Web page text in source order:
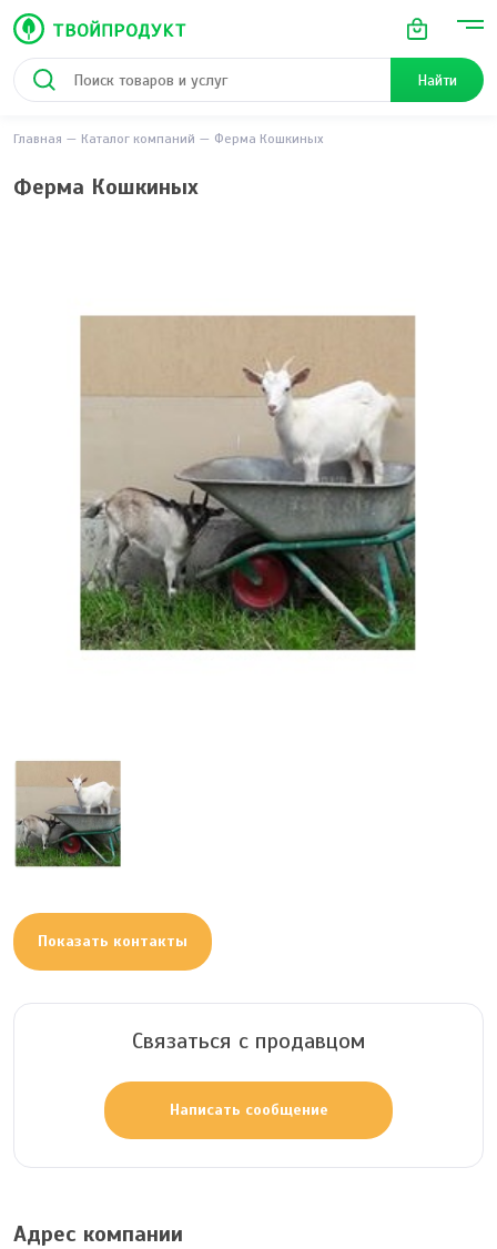
Найти
Главная Каталог компаний Ферма Кошкиных
Ферма Кошкиных
Показать контакты
Связаться с продавцом
Написать сообщение
Адрес компании